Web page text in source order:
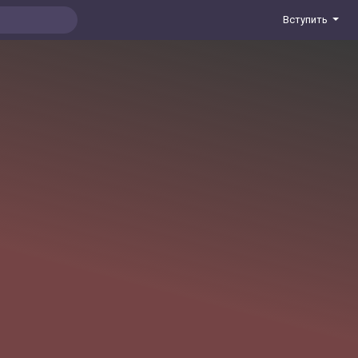
Вступить